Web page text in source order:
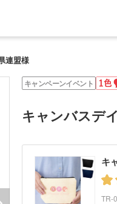
連盟様
キャンバスデ
キャンペーンイベント 1
色
れ
キ
TR-